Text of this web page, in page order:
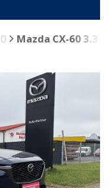
Mazda CX-60 3.3L